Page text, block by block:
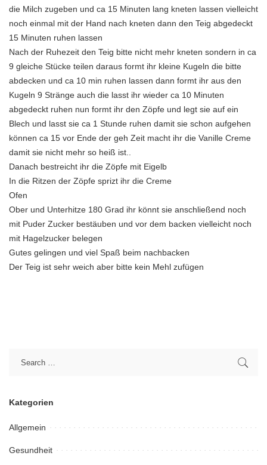
die Milch zugeben und ca 15 Minuten lang kneten lassen vielleicht
noch einmal mit der Hand nach kneten dann den Teig abgedeckt
15 Minuten ruhen lassen
Nach der Ruhezeit den Teig bitte nicht mehr kneten sondern in ca
9 gleiche Stücke teilen daraus formt ihr kleine Kugeln die bitte
abdecken und ca 10 min ruhen lassen dann formt ihr aus den
Kugeln 9 Stränge auch die lasst ihr wieder ca 10 Minuten
abgedeckt ruhen nun formt ihr den Zöpfe und legt sie auf ein
Blech und lasst sie ca 1 Stunde ruhen damit sie schon aufgehen
können ca 15 vor Ende der geh Zeit macht ihr die Vanille Creme
damit sie nicht mehr so heiß ist..
Danach bestreicht ihr die Zöpfe mit Eigelb
In die Ritzen der Zöpfe sprizt ihr die Creme
Ofen
Ober und Unterhitze 180 Grad ihr könnt sie anschließend noch
mit Puder Zucker bestäuben und vor dem backen vielleicht noch
mit Hagelzucker belegen
Gutes gelingen und viel Spaß beim nachbacken
Der Teig ist sehr weich aber bitte kein Mehl zufügen
Kategorien
Allgemein
Gesundheit